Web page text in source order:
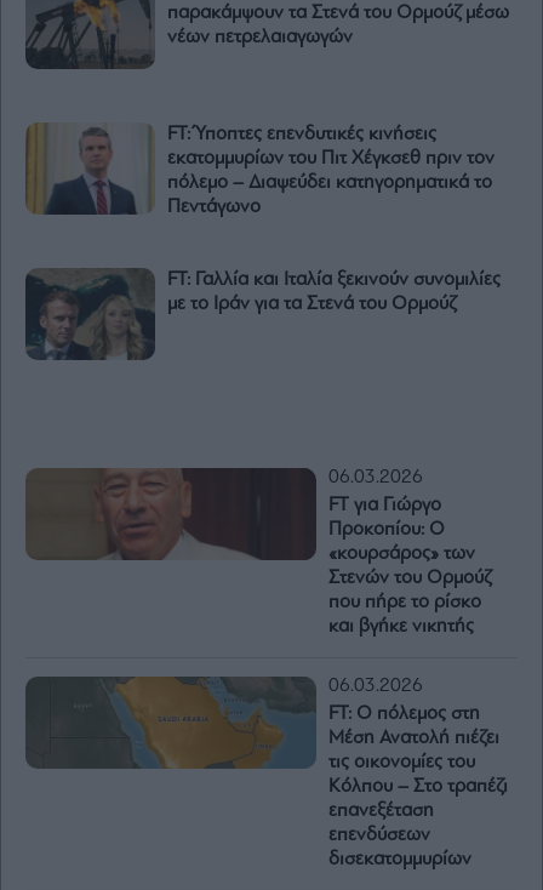
παρακάμψουν τα Στενά του Ορμούζ μέσω
νέων πετρελαιαγωγών
FT: Ύποπτες επενδυτικές κινήσεις
εκατομμυρίων του Πιτ Χέγκσεθ πριν τον
πόλεμο – Διαψεύδει κατηγορηματικά το
Πεντάγωνο
FT: Γαλλία και Ιταλία ξεκινούν συνομιλίες
με το Ιράν για τα Στενά του Ορμούζ
06.03.2026
FT για Γιώργο
Προκοπίου: Ο
«κουρσάρος» των
Στενών του Ορμούζ
που πήρε το ρίσκο
και βγήκε νικητής
06.03.2026
FT: Ο πόλεμος στη
Μέση Ανατολή πιέζει
τις οικονομίες του
Κόλπου – Στο τραπέζι
επανεξέταση
επενδύσεων
δισεκατομμυρίων